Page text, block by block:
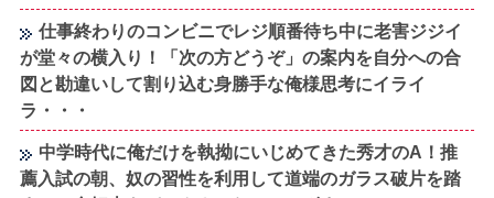
仕事終わりのコンビニでレジ順番待ち中に老害ジジイ
が堂々の横入り！「次の方どうぞ」の案内を自分への合
図と勘違いして割り込む身勝手な俺様思考にイライ
ラ・・・
中学時代に俺だけを執拗にいじめてきた秀才のA！推
薦入試の朝、奴の習性を利用して道端のガラス破片を踏